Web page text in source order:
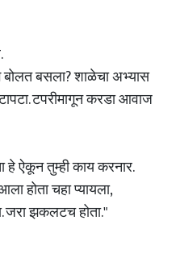
बोलत बसला? शाळेचा अभ्यास
टपरीमागून करडा आवाज
ऐकून तुम्ही काय करनार.
होता चहा प्यायला,
जरा झकलटच होता."